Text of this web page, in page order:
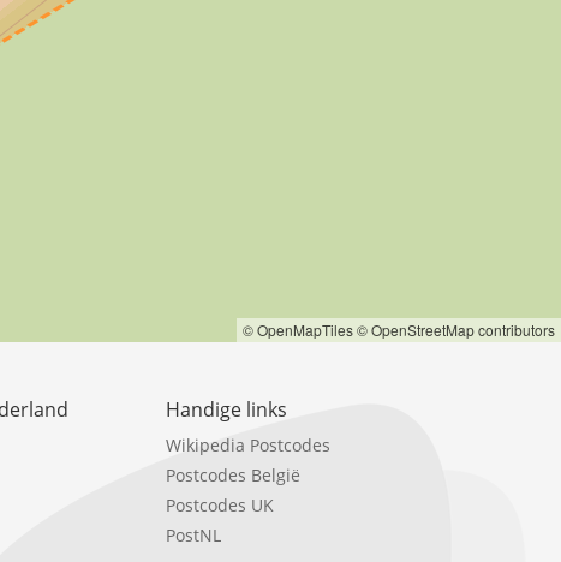
© OpenMapTiles© OpenStreetMap contributors
Handige links
Wikipedia Postcodes
Postcodes België
Postcodes UK
PostNL